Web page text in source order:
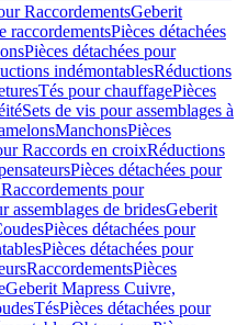
RaccordementsGeberit
raccordementsPièces détachées
Pièces détachées pour
indémontablesRéductions
Tés pour chauffagePièces
Sets de vis pour assemblages à
ManchonsPièces
Raccords en croixRéductions
Pièces détachées pour
pour
assemblages de bridesGeberit
Pièces détachées pour
Pièces détachées pour
RaccordementsPièces
Geberit Mapress Cuivre,
TésPièces détachées pour